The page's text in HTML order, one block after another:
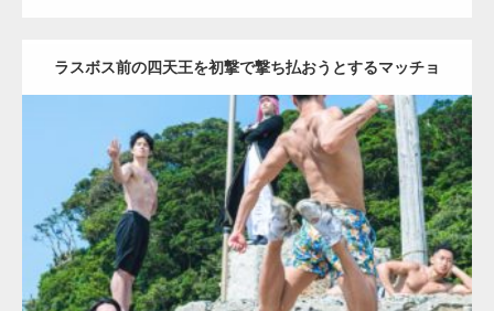
ラスボス前の四天王を初撃で撃ち払おうとするマッチョ
(縦写真)
Update: 2023.09.6
Category:海のマッチョ2 inori AKIHITO(細マッチョ) SOSUKE
外資系
筋肉 背中 闘うマッチョ
ダウンロード